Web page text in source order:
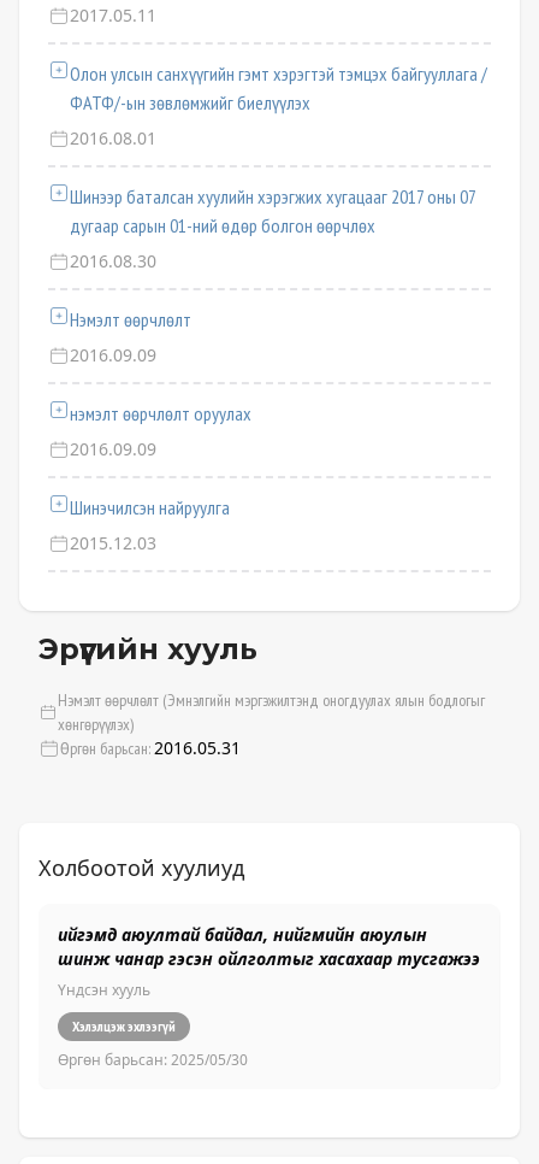
2017.05.11
Олон улсын санхүүгийн гэмт хэрэгтэй тэмцэх байгууллага /
ФАТФ/-ын зөвлөмжийг биелүүлэх
2016.08.01
Шинээр баталсан хуулийн хэрэгжих хугацааг 2017 оны 07
дугаар сарын 01-ний өдөр болгон өөрчлөх
2016.08.30
Нэмэлт өөрчлөлт
2016.09.09
нэмэлт өөрчлөлт оруулах
2016.09.09
Шинэчилсэн найруулга
2015.12.03
Эрүүгийн хууль
Нэмэлт өөрчлөлт (Эмнэлгийн мэргэжилтэнд оногдуулах ялын бодлогыг
хөнгөрүүлэх)
Өргөн барьсан:2016.05.31
Холбоотой хуулиуд
ийгэмд аюултай байдал, нийгмийн аюулын
шинж чанар гэсэн ойлголтыг хасахаар тусгажээ
Үндсэн хууль
Хэлэлцэж эхлээгүй
Өргөн барьсан: 2025/05/30